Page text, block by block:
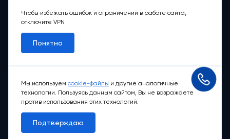
+7 495 156-42-73
Москва, Фрунзенская наб., д. 54
Режим работы группы телефонных продаж
Пн-вс: 9:00 – 21:00
Чтобы избежать ошибок и ограничений в работе сайта,
отключите VPN
Понятно
Мы используем cookie-файлы и другие аналогичные
технологии. Пользуясь данным сайтом, Вы не возражаете
против использования этих технологий.
Подтверждаю